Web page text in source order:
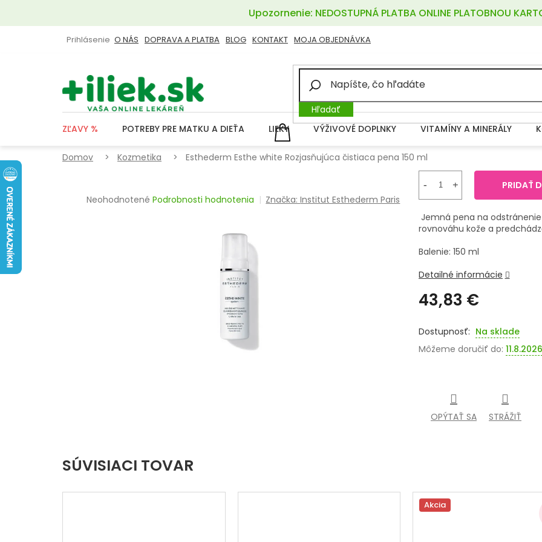
obsah
Upozornenie: NEDOSTUPNÁ PLATBA ONLINE PLATOBNOU
O NÁS DOPRAVA A PLATBA BLOG KONTAKT MOJA OBJEDNÁVKA
Prihlásenie
Hľadať
NÁKUPNÝ
KOŠÍK
ZĽAVY % POTREBY PRE MATKU A DIEŤA LIEKY VÝŽIVOVÉ DOPLNKY VITAMÍNY A MINERÁLY
Domov Kozmetika Esthederm Esthe white Rozjasňujúca čistiaca pena 150 ml
Priemerné
Neohodnotené Podrobnosti hodnotenia Značka:Institut Esthederm Paris
43,83 €
cena:
Na sklade
Môžeme doručiť do: 11.8.2026
PRIDAŤ
Jemná pena na
rovnováhu kože a
Balenie: 150 ml
Detailné informácie
OPÝTAŤ SA STRÁŽIŤ
SÚVISIACI TOVAR
Akcia